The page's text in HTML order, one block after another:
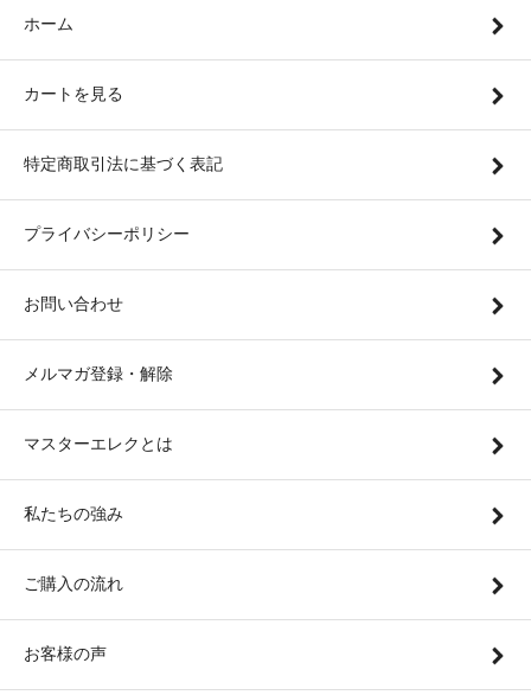
ホーム
カートを見る
特定商取引法に基づく表記
プライバシーポリシー
お問い合わせ
メルマガ登録・解除
マスターエレクとは
私たちの強み
ご購入の流れ
お客様の声